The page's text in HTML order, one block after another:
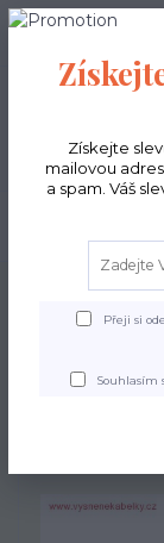
Kabelky
Získejte
mailovou
a spam. Váš
Přeji si
Souhlasím